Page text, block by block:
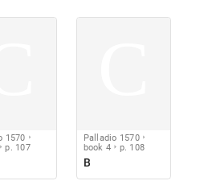
1570
p. 107
Palladio 1570
book 4
p. 108
B